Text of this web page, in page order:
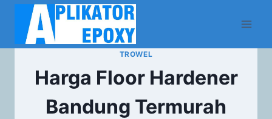
TROWEL
Harga Floor Hardener
Bandung Termurah